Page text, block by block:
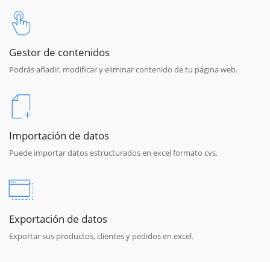
Gestor de contenidos
Podrás añadir, modificar y eliminar contenido de tu página web.
Importación de datos
Puede importar datos estructurados en excel formato cvs.
Exportación de datos
Exportar sus productos, clientes y pedidos en excel.